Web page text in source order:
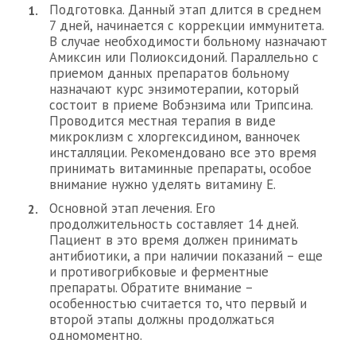
Подготовка. Данный этап длится в среднем
7 дней, начинается с коррекции иммунитета.
В случае необходимости больному назначают
Амиксин или Полиоксидоний. Параллельно с
приемом данных препаратов больному
назначают курс энзимотерапии, который
состоит в приеме Вобэнзима или Трипсина.
Проводится местная терапия в виде
микроклизм с хлоргексидином, ванночек
инсталляции. Рекомендовано все это время
принимать витаминные препараты, особое
внимание нужно уделять витамину E.
Основной этап лечения. Его
продолжительность составляет 14 дней.
Пациент в это время должен принимать
антибиотики, а при наличии показаний – еще
и противогрибковые и ферментные
препараты. Обратите внимание –
особенностью считается то, что первый и
второй этапы должны продолжаться
одномоментно.